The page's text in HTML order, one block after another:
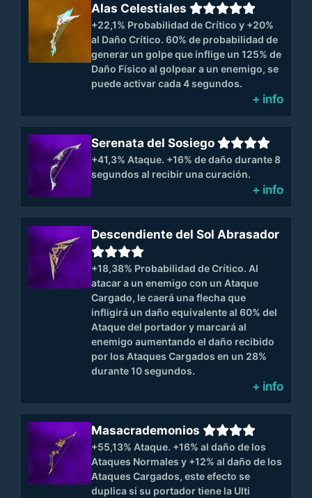
Alas Celestiales
+22,1% Probabilidad de Crítico y +20%
al Daño Crítico. 60% de probabilidad de
generar un golpe que inflige un 125% de
Daño Físico al golpear a un enemigo, se
puede activar cada 4 segundos.
+ info
Serenata del Sosiego
+41,3% Ataque. +16% de daño durante 8
segundos al recibir una curación.
+ info
Descendiente del Sol Abrasador
+18,38% Probabilidad de Crítico. Al
atacar a un enemigo con un Ataque
Cargado, le caerá una flecha que
infligirá un daño equivalente al 60% del
Ataque del portador y marcará al
enemigo aumentando el daño recibido
por los Ataques Cargados en un 28%
durante 10 segundos.
+ info
Masacrademonios
+55,13% Ataque. +16% al daño de los
Ataques Normales y +12% al daño de los
Ataques Cargados, este efecto se
duplica si su portador tiene la Ulti